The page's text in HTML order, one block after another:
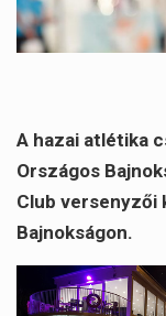
A hazai atlétika
Országos
Club versenyzői
Bajnokságon.